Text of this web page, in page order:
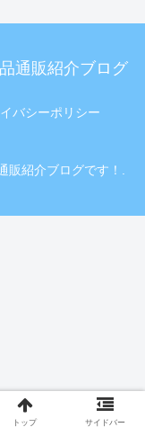
通販紹介ブログ
バシーポリシー
紹介ブログです！.
トップ サイドバー